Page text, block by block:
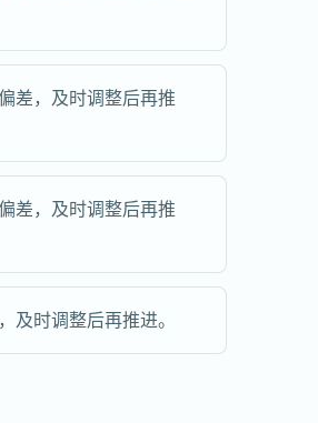
差，及时调整后再推
差，及时调整后再推
时调整后再推进。